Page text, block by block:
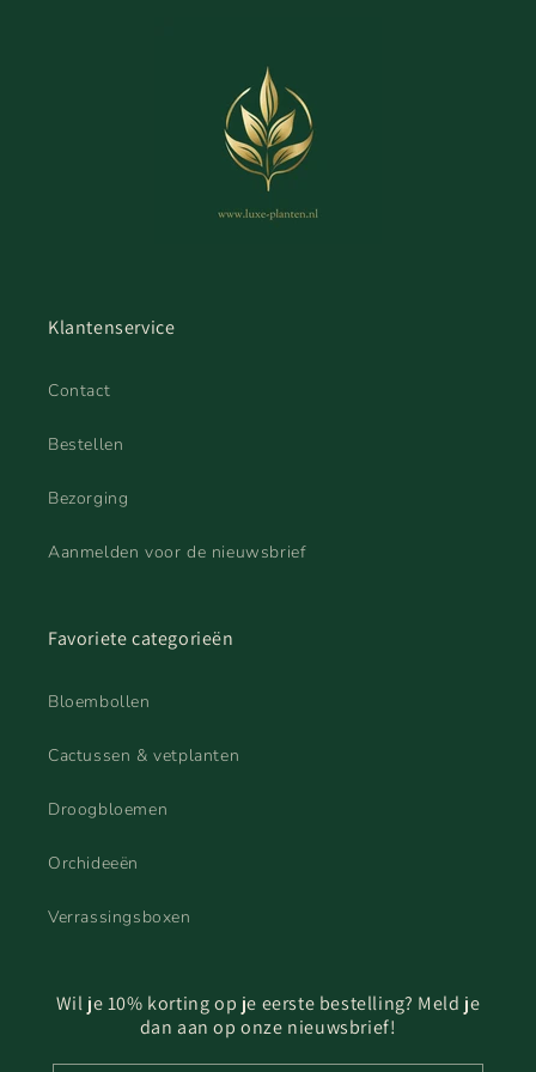
Klantenservice
Contact
Bestellen
Bezorging
Aanmelden voor de nieuwsbrief
Favoriete categorieën
Bloembollen
Cactussen & vetplanten
Droogbloemen
Orchideeën
Verrassingsboxen
Wil je 10% korting op je eerste bestelling? Meld je
dan aan op onze nieuwsbrief!